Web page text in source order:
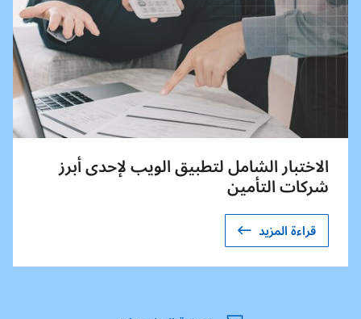
الاختبار الشامل لتطبيق الويب لإحدى أبرز
شركات التأمين
قراءة المزيد